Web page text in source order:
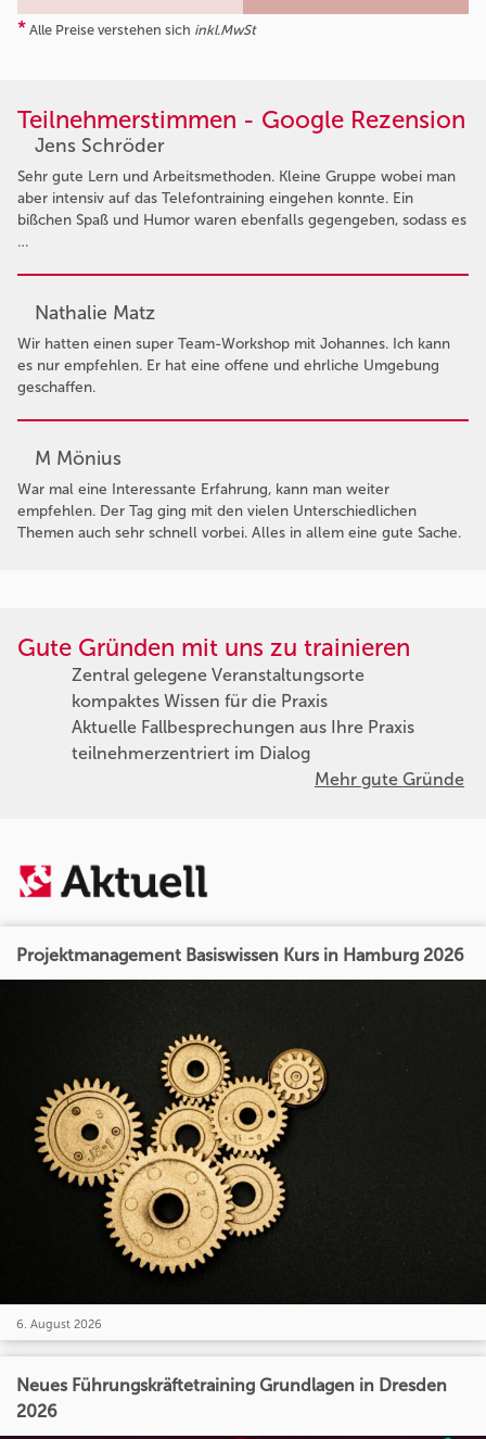
* Alle Preise verstehen sich inkl.MwSt
Teilnehmerstimmen - Google Rezension
Jens Schröder
Sehr gute Lern und Arbeitsmethoden. Kleine Gruppe wobei man
aber intensiv auf das Telefontraining eingehen konnte. Ein
bißchen Spaß und Humor waren ebenfalls gegengeben, sodass es
…
Nathalie Matz
Wir hatten einen super Team-Workshop mit Johannes. Ich kann
es nur empfehlen. Er hat eine offene und ehrliche Umgebung
geschaffen.
M Mönius
War mal eine Interessante Erfahrung, kann man weiter
empfehlen. Der Tag ging mit den vielen Unterschiedlichen
Themen auch sehr schnell vorbei. Alles in allem eine gute Sache.
Gute Gründen mit uns zu trainieren
Zentral gelegene Veranstaltungsorte
kompaktes Wissen für die Praxis
Aktuelle Fallbesprechungen aus Ihre Praxis
teilnehmerzentriert im Dialog
Mehr gute Gründe
Projektmanagement Basiswissen Kurs in Hamburg 2026
6. August 2026
Neues Führungskräftetraining Grundlagen in Dresden
2026